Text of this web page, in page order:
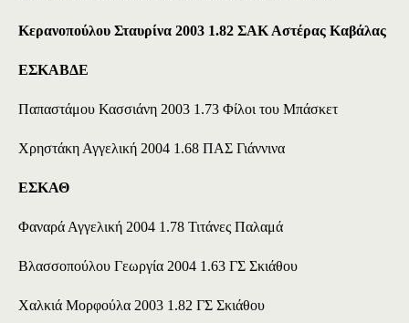
Κερανοπούλου Σταυρίνα 2003 1.82 ΣΑΚ Αστέρας Καβάλας
ΕΣΚΑΒΔΕ
Παπαστάμου Κασσιάνη 2003 1.73 Φίλοι του Μπάσκετ
Χρηστάκη Αγγελική 2004 1.68 ΠΑΣ Γιάννινα
ΕΣΚΑΘ
Φαναρά Αγγελική 2004 1.78 Τιτάνες Παλαμά
Βλασσοπούλου Γεωργία 2004 1.63 ΓΣ Σκιάθου
Χαλκιά Μορφούλα 2003 1.82 ΓΣ Σκιάθου